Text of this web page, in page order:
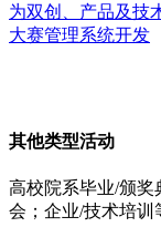
为双创、产品及技
大赛管理系统开发
其他类型活动
高校院系毕业/颁奖
会；企业/技术培训